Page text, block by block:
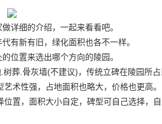
详细的介绍，一起来看看吧。
有新有旧，绿化面积也各不一样。
位置来选出哪个方向的陵园。
葬.骨灰墙(不建议)，传统立碑在陵园所
术性强，占地面积也略大，价格也更高
置，面积大小自定，碑型可自己选择，